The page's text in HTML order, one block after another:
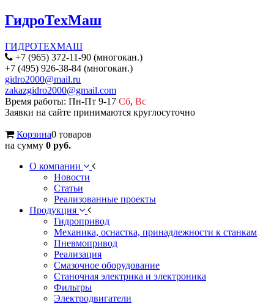
ГидроТехМаш
ГИДРОТЕХМАШ
+7 (965) 372-11-90 (многокан.)
+7 (495) 926-38-84 (многокан.)
gidro2000@mail.ru
zakazgidro2000@gmail.com
Время работы: Пн-Пт 9-17 Сб, Вс
Заявки на сайте принимаются круглосуточно
Корзина0 товаров
на сумму 0 руб.
О компании
Новости
Статьи
Реализованные проекты
Продукция
Гидропривод
Механика, оснастка, принадлежности к станкам
Пневмопривод
Реализация
Смазочное оборудование
Станочная электрика и электроника
Фильтры
Электродвигатели